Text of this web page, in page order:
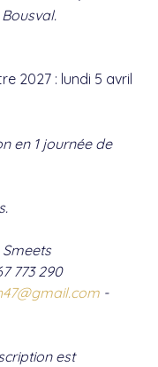
2027 : lundi 5 avril
en 1 journée de
Smeets
773 290
-
est